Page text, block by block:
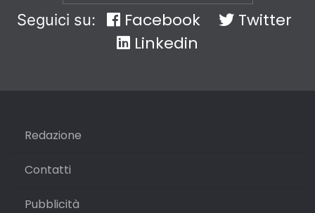
Seguici su: Facebook
Twitter
Linkedin
Redazione
Contatti
Pubblicità